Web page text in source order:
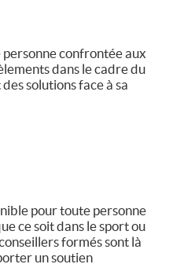
confrontée aux
dans le cadre du
solutions face à sa
pour toute personne
ce soit dans le sport ou
formés sont là
un soutien